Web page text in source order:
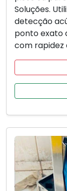
Soluções.
detecção
ponto exato
com rapidez